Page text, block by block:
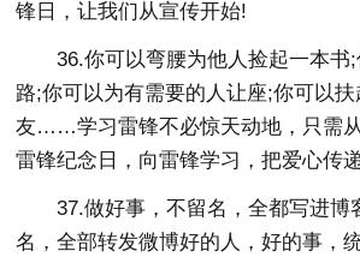
锋日，让我们从宣传开始!
36.你可以弯腰为他人捡起一本书;
路;你可以为有需要的人让座;你可以
友……学习雷锋不必惊天动地，只需
雷锋纪念日，向雷锋学习，把爱心传
37.做好事，不留名，全都写进博
名，全部转发微博好的人，好的事，